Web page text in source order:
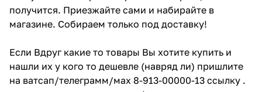
получится. Приезжайте сами и набирайте в
магазине. Собираем только под доставку!
Если Вдруг какие то товары Вы хотите купить и
нашли их у кого то дешевле (навряд ли) пришлите
на ватсап/телеграмм/мах 8-913-00000-13 ссылку .